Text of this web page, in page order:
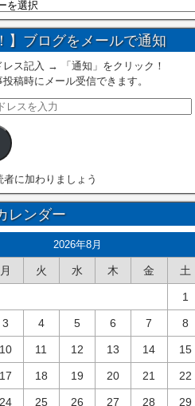
】ブログをメールで通知
レス記入 → 「通知」をクリック！
稿時にメール受信できます。
者に加わりましょう
レンダー
2026年8月
月 火 水 木 金 土
1
3 4 5 6 7 8
11 12 13 14 15
18 19 20 21 22
25 26 27 28 29